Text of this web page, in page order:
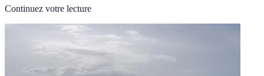
Continuez votre lecture